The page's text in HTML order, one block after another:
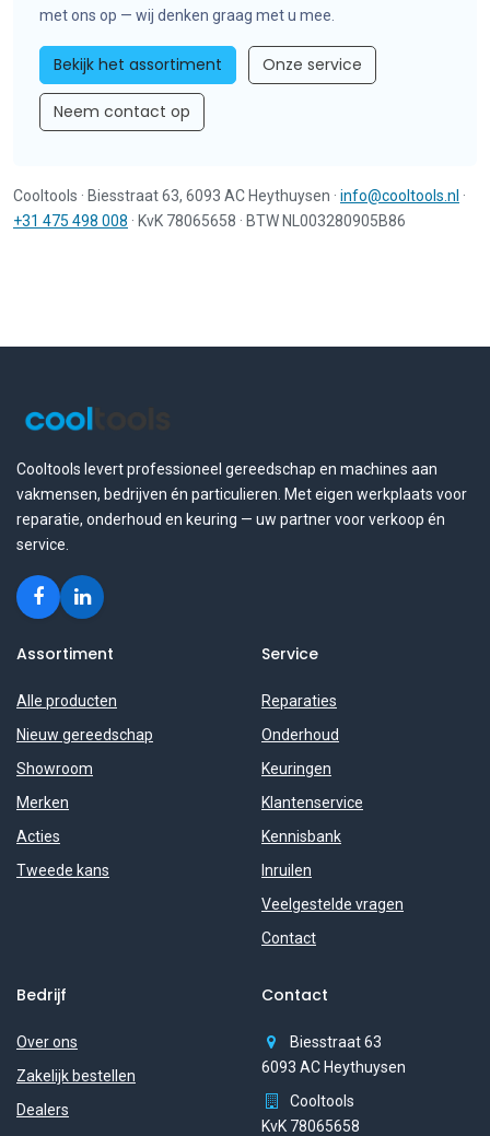
met ons op — wij denken graag met u mee.
Bekijk het assortiment Onze service
Neem contact op
Cooltools · Biesstraat 63, 6093 AC Heythuysen · info@cooltools.nl ·
+31 475 498 008 · KvK 78065658 · BTW NL003280905B86
Cooltools levert professioneel gereedschap en machines aan
vakmensen, bedrijven én particulieren. Met eigen werkplaats voor
reparatie, onderhoud en keuring — uw partner voor verkoop én
service.
Assortiment
Alle producten
Nieuw gereedschap
Showroom
Merken
Acties
Tweede kans
Service
Reparaties
Onderhoud
Keuringen
Klantenservice
Kennisbank
Inruilen
Veelgestelde vragen
Contact
Bedrijf
Over ons
Zakelijk bestellen
Dealers
Contact
Biesstraat 63
6093 AC Heythuysen
Cooltools
KvK 78065658